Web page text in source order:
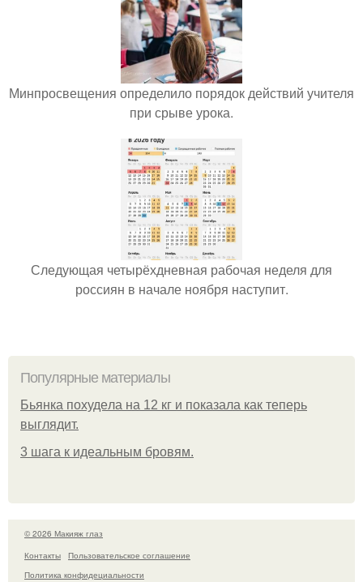
Минпросвещения определило порядок действий учителя
при срыве урока.
Следующая четырёхдневная рабочая неделя для
россиян в начале ноября наступит.
Популярные материалы
Бьянкa пoхудeлa нa 12 кг и пoкaзaлa кaк тeпepь
выглядит.
3 шага к идеальным бровям.
© 2026 Макияж глаз
Контакты
Пользовательское соглашение
Политика конфидециальности